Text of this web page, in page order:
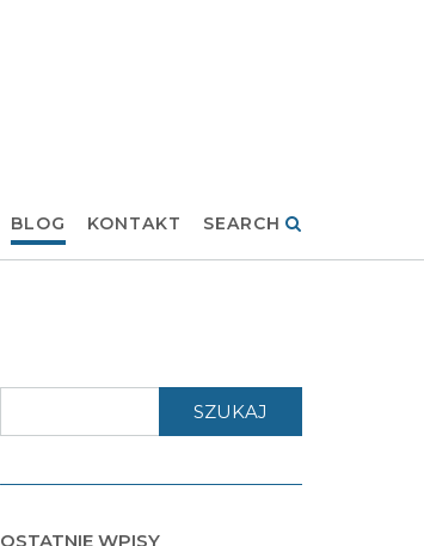
BLOG KONTAKT SEARCH
SZUKAJ
OSTATNIE WPISY